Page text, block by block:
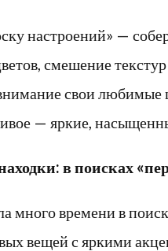
настроений» —
смешение
свои любимые
— яркие,
в поисках
много времени в
вещей с яркими